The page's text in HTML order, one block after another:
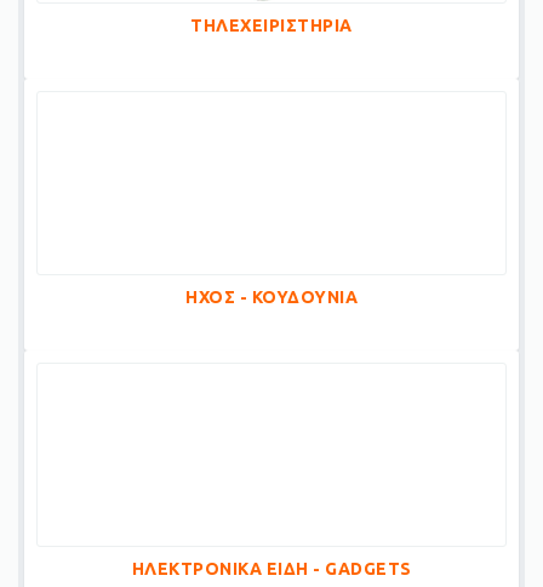
ΤΗΛΕΧΕΙΡΙΣΤΗΡΙΑ
ΗΧΟΣ - ΚΟΥΔΟΥΝΙΑ
ΗΛΕΚΤΡΟΝΙΚΑ ΕΙΔΗ - GADGETS